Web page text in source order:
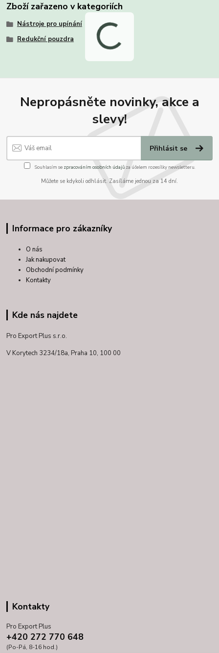
Zboží zařazeno v kategoriích
Nástroje pro upínání
Redukční pouzdra
Nepropásněte novinky, akce a
slevy!
Přihlásit se
Souhlasím se zpracováním osobních údajůza účelem rozesílky newsletteru.
Můžete se kdykoli odhlásit. Zasíláme jednou za 14 dní.
Informace pro zákazníky
O nás
Jak nakupovat
Obchodní podmínky
Kontakty
Kde nás najdete
Pro Export Plus s.r.o.
V Korytech 3234/18a, Praha 10, 100 00
Kontakty
Pro Export Plus
+420 272 770 648
(Po-Pá, 8-16 hod.)